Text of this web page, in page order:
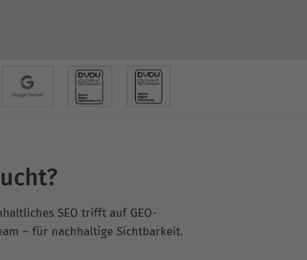
SEO trifft auf GEO-
– für nachhaltige Sichtbarkeit.